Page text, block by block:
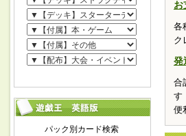
お
各
ク
発
合
す
便